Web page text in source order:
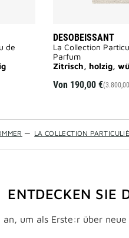
de
DESOBEISSANT
La Collection
Parfum
Zitrisch, holzig,
Von 190,00 €
— LA COLLECTION
ENTDECKEN SIE
an, um als Erste:r über